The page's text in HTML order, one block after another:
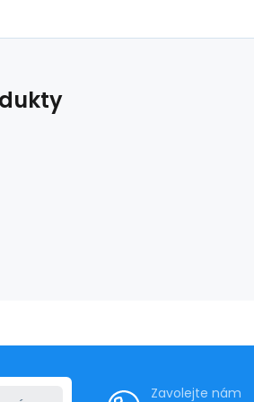
Zavolejte nám